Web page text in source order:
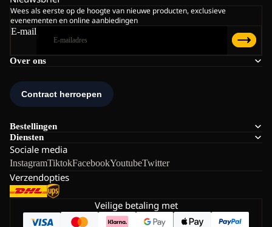
Over ons
Bestellingen
Diensten
Sociale media
InstagramTiktokFacebookYoutubeTwitter
Verzendopties
Wees als eerste op de hoogte van nieuwe producten, exclusieve
evenementen en online aanbiedingen
E-mail
Veilige betaling met